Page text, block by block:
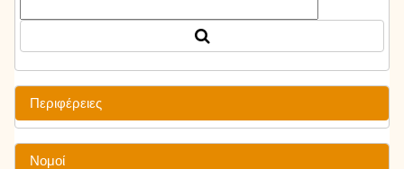
Περιφέρειες
Νομοί